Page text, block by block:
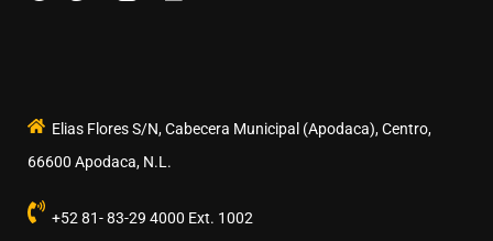
Elias Flores S/N, Cabecera Municipal (Apodaca), Centro,
66600 Apodaca, N.L.
+52 81- 83-29 4000 Ext. 1002